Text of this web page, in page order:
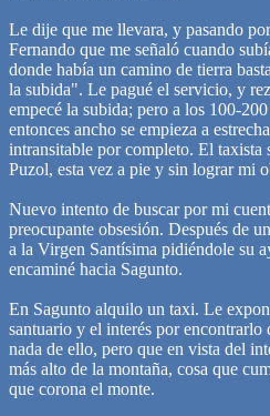
Le dije que me llevara, y pasando
Fernando que me señaló cuando
donde había un camino de tierra
la subida". Le pagué el servicio, y
empecé la subida; pero a los 100-
entonces ancho se empieza a
intransitable por completo. El taxista
Puzol, esta vez a pie y sin lograr mi
Nuevo intento de buscar por mi
preocupante obsesión. Después de
a la Virgen Santísima pidiéndole su
encaminé hacia Sagunto.
En Sagunto alquilo un taxi. Le
santuario y el interés por encontrarlo
nada de ello, pero que en vista del
más alto de la montaña, cosa que
que corona el monte.